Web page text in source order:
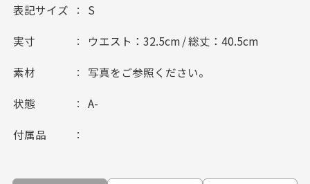
表記サイズ S
実寸 ウエスト：32.5cm / 総丈：40.5cm
素材 写真をご参照ください。
状態 A-
付属品